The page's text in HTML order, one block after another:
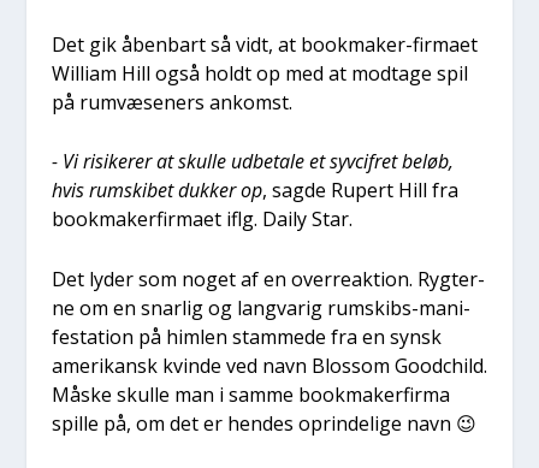
Det gik åben­bart så vidt, at book­ma­ker-fir­ma­et
Wil­li­am Hill også holdt op med at mod­ta­ge spil
på rumvæ­se­ners ankomst.
- Vi risi­ke­rer at skul­le udbe­ta­le et syvcif­ret beløb,
hvis rum­ski­bet duk­ker op, sag­de Rupert Hill fra
book­ma­ker­fir­ma­et iflg. Daily Star.
Det lyder som noget af en over­re­ak­tion. Ryg­ter­
ne om en snar­lig og lang­va­rig rum­skibs-mani­
fe­sta­tion på him­len stam­me­de fra en synsk
ame­ri­kansk kvin­de ved navn Blos­som Good­child.
Måske skul­le man i sam­me book­ma­ker­fir­ma
spil­le på, om det er hen­des oprin­de­li­ge navn 😉